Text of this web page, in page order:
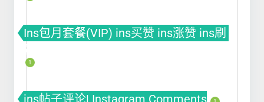
Ins包月套餐(VIP) ins买赞 ins涨赞 ins刷
赞
1
ins帖子评论| Instagram Comments